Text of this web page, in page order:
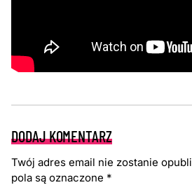
DODAJ KOMENTARZ
Twój adres email nie zostanie
pola są oznaczone *